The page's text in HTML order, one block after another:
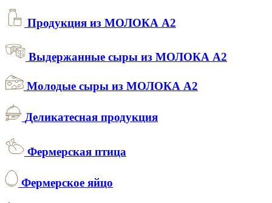
Продукция из МОЛОКА А2
Выдержанные сыры из МОЛОКА А2
Молодые сыры из МОЛОКА А2
Деликатесная продукция
Фермерская птица
Фермерское яйцо